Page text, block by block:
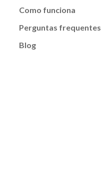
Como funciona
Perguntas frequentes
Blog